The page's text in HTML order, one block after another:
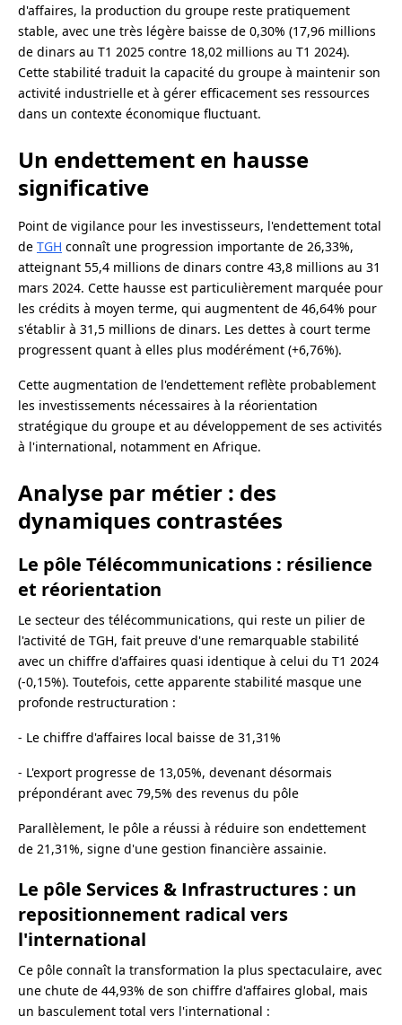
d'affaires, la production du groupe reste pratiquement
stable, avec une très légère baisse de 0,30% (17,96 millions
de dinars au T1 2025 contre 18,02 millions au T1 2024).
Cette stabilité traduit la capacité du groupe à maintenir son
activité industrielle et à gérer efficacement ses ressources
dans un contexte économique fluctuant.
Un endettement en hausse
significative
Point de vigilance pour les investisseurs, l'endettement total
de TGH connaît une progression importante de 26,33%,
atteignant 55,4 millions de dinars contre 43,8 millions au 31
mars 2024. Cette hausse est particulièrement marquée pour
les crédits à moyen terme, qui augmentent de 46,64% pour
s'établir à 31,5 millions de dinars. Les dettes à court terme
progressent quant à elles plus modérément (+6,76%).
Cette augmentation de l'endettement reflète probablement
les investissements nécessaires à la réorientation
stratégique du groupe et au développement de ses activités
à l'international, notamment en Afrique.
Analyse par métier : des
dynamiques contrastées
Le pôle Télécommunications : résilience
et réorientation
Le secteur des télécommunications, qui reste un pilier de
l'activité de TGH, fait preuve d'une remarquable stabilité
avec un chiffre d'affaires quasi identique à celui du T1 2024
(-0,15%). Toutefois, cette apparente stabilité masque une
profonde restructuration :
- Le chiffre d'affaires local baisse de 31,31%
- L'export progresse de 13,05%, devenant désormais
prépondérant avec 79,5% des revenus du pôle
Parallèlement, le pôle a réussi à réduire son endettement
de 21,31%, signe d'une gestion financière assainie.
Le pôle Services & Infrastructures : un
repositionnement radical vers
l'international
Ce pôle connaît la transformation la plus spectaculaire, avec
une chute de 44,93% de son chiffre d'affaires global, mais
un basculement total vers l'international :